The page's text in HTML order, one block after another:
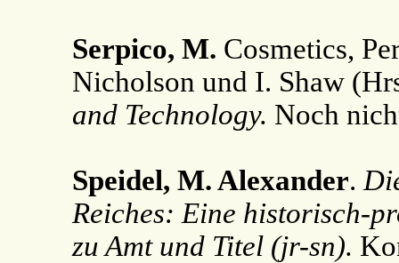
Serpico, M. Cosmetics,
Nicholson und I. Shaw
and Technology. Noch
Speidel, M. Alexander.
Reiches: Eine historisch-
zu Amt und Titel (jr-sn).